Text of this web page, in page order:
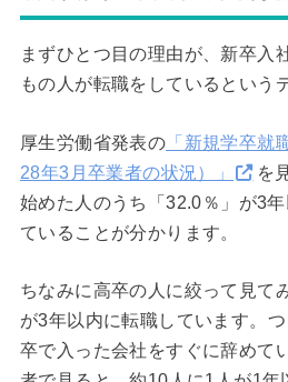
まずひとつ目の理由が、新卒入
もの人が転職をしているという
厚生労働省発表の 「新規学卒就
28年3月卒業者の状況）」
を
始めた人のうち「32.0％」が3
ていることが分かります。
ちなみに高卒の人に絞って見て
が3年以内に転職しています。
卒で入った会社をすぐに辞めて